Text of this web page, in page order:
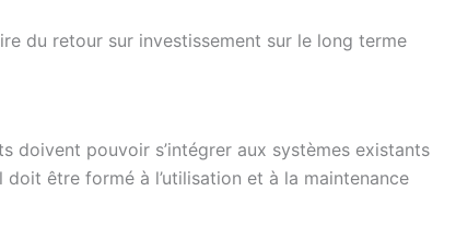
du retour sur investissement sur le long terme
doivent pouvoir s’intégrer aux systèmes existants
doit être formé à l’utilisation et à la maintenance